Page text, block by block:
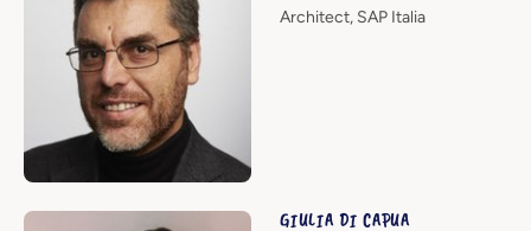
Architect, SAP Italia
GIULIA DI CAPUA